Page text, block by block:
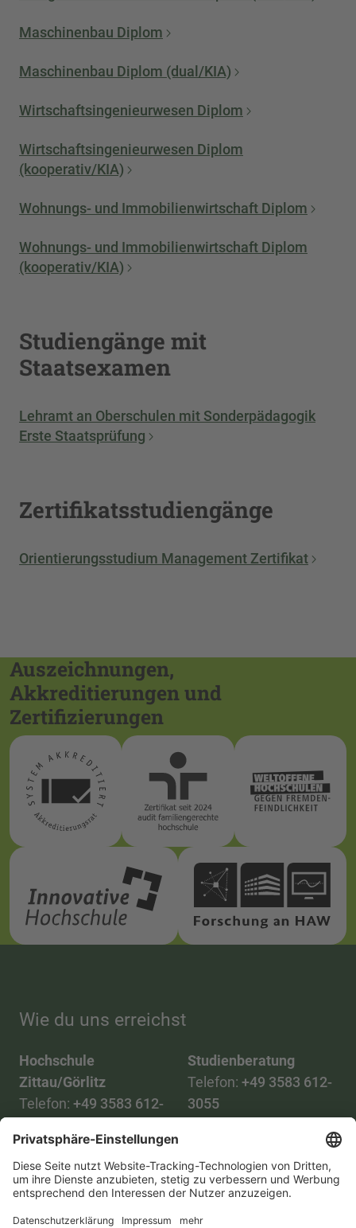
Maschinenbau Diplom
Maschinenbau Diplom (dual/KIA)
Wirtschaftsingenieurwesen Diplom
Wirtschaftsingenieurwesen Diplom
(kooperativ/KIA)
Wohnungs- und Immobilienwirtschaft Diplom
Wohnungs- und Immobilienwirtschaft Diplom
(kooperativ/KIA)
Studiengänge mit
Staatsexamen
Lehramt an Oberschulen mit Sonderpädagogik
Erste Staatsprüfung
Zertifikatsstudiengänge
Orientierungsstudium Management Zertifikat
Auszeichnungen,
Akkreditierungen und
Zertifizierungen
Wie du uns erreichst
Hochschule
Zittau/Görlitz
Telefon: +49 3583 612-
Mail:info(at)hszg.de
Studienberatung
Telefon: +49 3583 612-
3055
Mail:
stud.info(at)hszg.de